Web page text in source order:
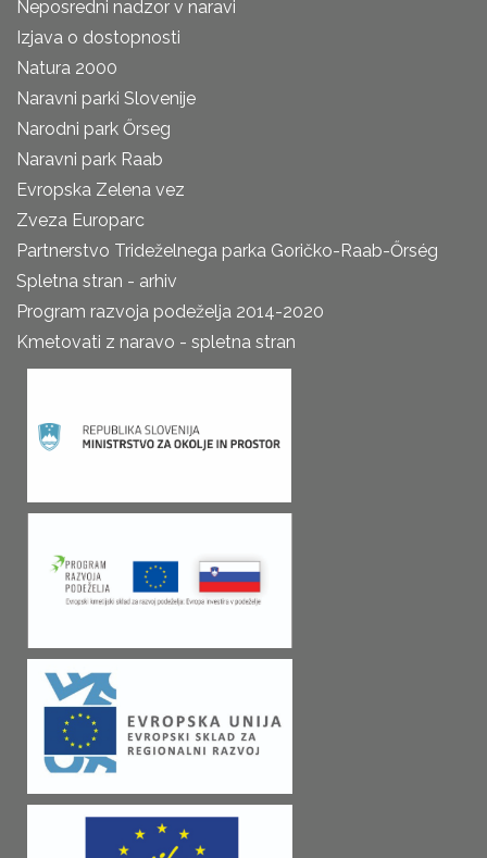
Neposredni nadzor v naravi
Izjava o dostopnosti
Natura 2000
Naravni parki Slovenije
Narodni park Őrseg
Naravni park Raab
Evropska Zelena vez
Zveza Europarc
Partnerstvo Trideželnega parka Goričko-Raab-Őrség
Spletna stran - arhiv
Program razvoja podeželja 2014-2020
Kmetovati z naravo - spletna stran